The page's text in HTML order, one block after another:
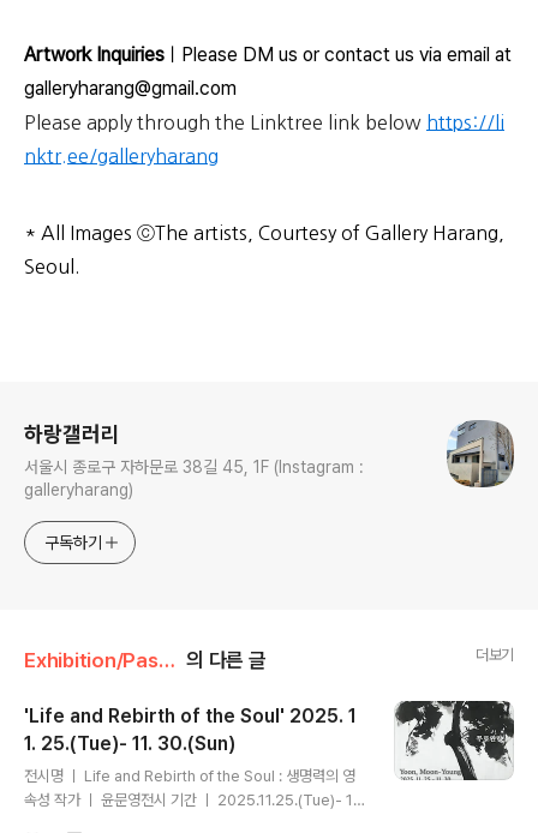
Artwork Inquiries ㅣPlease DM us or contact us via email at
galleryharang@gmail.com
Please apply through the Linktree link below https://li
nktr.ee/galleryharang
* All Images ⓒThe artists, Courtesy of Gallery Harang,
Seoul.
하랑갤러리
서울시 종로구 자하문로 38길 45, 1F (Instagram :
galleryharang)
구독하기
Exhibition/Past Exhibitions 의 다른 글 더보기
'Life and Rebirth of the Soul' 2025. 1
1. 25.(Tue)- 11. 30.(Sun)
전시명 ㅣ Life and Rebirth of the Soul : 생명력의 영
속성 작가 ㅣ 윤문영전시 기간 ㅣ 2025.11.25.(Tue)- 11.